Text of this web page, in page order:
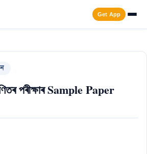
Get App
পৰীক্ষাৰ Sample Paper